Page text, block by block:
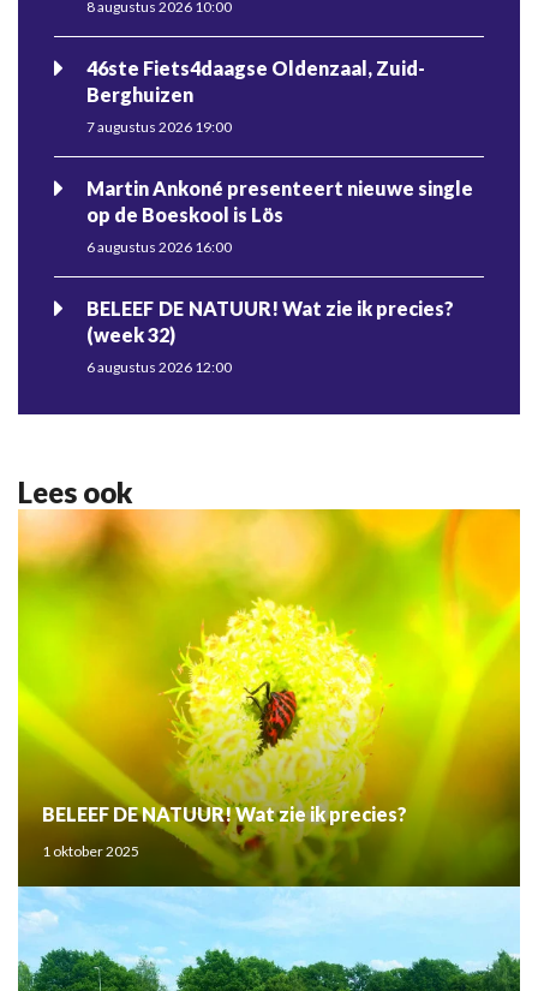
8 augustus 2026 10:00
46ste Fiets4daagse Oldenzaal, Zuid-
Berghuizen
7 augustus 2026 19:00
Martin Ankoné presenteert nieuwe single
op de Boeskool is Lös
6 augustus 2026 16:00
BELEEF DE NATUUR! Wat zie ik precies?
(week 32)
6 augustus 2026 12:00
Lees ook
BELEEF DE NATUUR! Wat zie ik precies?
1 oktober 2025